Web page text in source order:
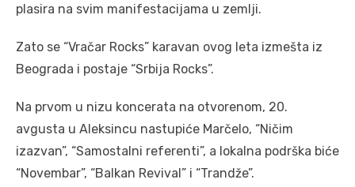
plasira na svim manifestacijama u zemlji.
Zato se “Vračar Rocks” karavan ovog leta izmešta iz
Beograda i postaje “Srbija Rocks”.
Na prvom u nizu koncerata na otvorenom, 20.
avgusta u Aleksincu nastupiće Marčelo, “Ničim
izazvan”, “Samostalni referenti”, a lokalna podrška biće
“Novembar”, “Balkan Revival” i “Trandže”.